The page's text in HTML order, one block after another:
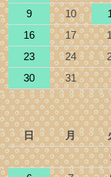
9
10
16
17
23
24
30
31
日 月